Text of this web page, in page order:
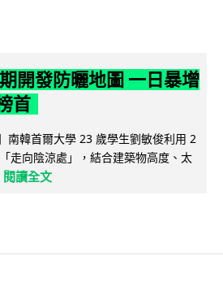
開發防曬地圖 一日暴增
首
南韓首爾大學 23 歲學生劉敏俊利用 2
走向陰涼處」，結合建築物高度、太
閱讀全文